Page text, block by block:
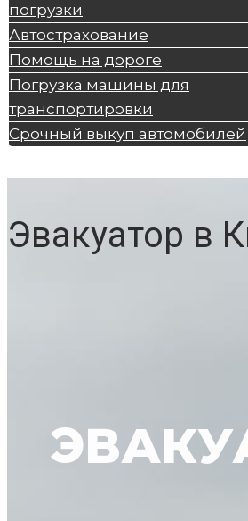
погрузки
Автострахование
Помощь на дороге
Погрузка машины для
транспортировки
Срочный выкуп автомобилей
Эвакуатор в